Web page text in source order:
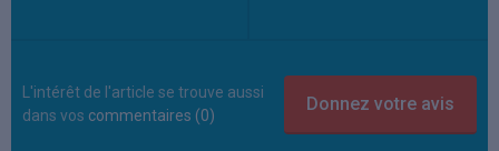
L'intérêt de l'article se trouve aussi
dans vos commentaires (0)